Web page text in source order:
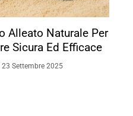
Alleato Naturale Per
Sicura Ed Efficace
23 Settembre 2025